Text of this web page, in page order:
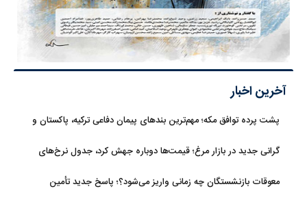
آخرین اخبار
پشت پرده توافق مکه؛ مهم‌ترین بندهای پیمان دفاعی ترکیه، پاکستان و
گرانی جدید در بازار مرغ؛ قیمت‌ها دوباره جهش کرد، جدول نرخ‌های
معوقات بازنشستگان چه زمانی واریز می‌شود؟؛ پاسخ جدید تأمین